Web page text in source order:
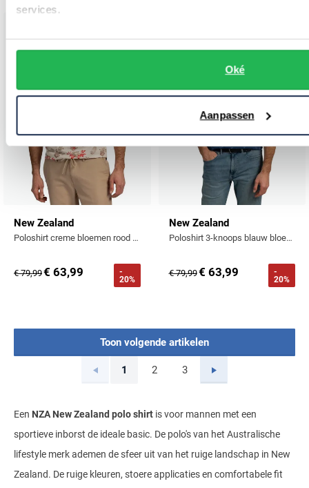
services.
Oké
Aanpassen
New Zealand
Poloshirt creme bloemen rood tropisch
€ 79,99€ 63,99
-
20%
New Zealand
Poloshirt 3-knoops blauw bloemen printje NZA
€ 79,99€ 63,99
-
20%
Toon volgende artikelen
Vorige
1
2
Page
3 Volgende
Een NZA New Zealand polo shirt is voor mannen met een
sportieve inborst de ideale basic. De polo's van het Australische
lifestyle merk ademen de sfeer uit van het ruige landschap in New
Zealand. De ruige kleuren, stoere applicaties en comfortabele fit